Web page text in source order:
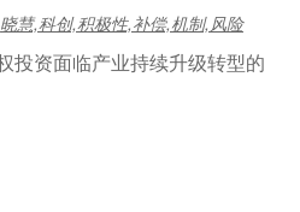
晓慧,科创,积极性,补偿,机制,风险